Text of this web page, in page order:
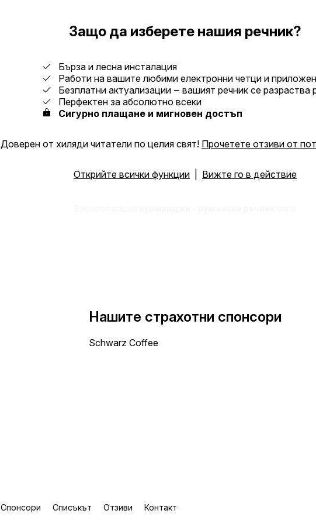
Защо да изберете нашия речник?
Бърза и лесна инсталация
Работи на вашите любими електронни четци и
Безплатни актуализации ‒ вашият речник се разраства
Перфектен за абсолютно всеки
Сигурно плащане и мигновен достъп
Доверен от хиляди читатели по целия свят! Прочетете отзиви от
Открийте всички функции Вижте го в действие
Нашите страхотни спонсори
Schwarz Coffee
Спонсори Списъкът Отзиви Контакт